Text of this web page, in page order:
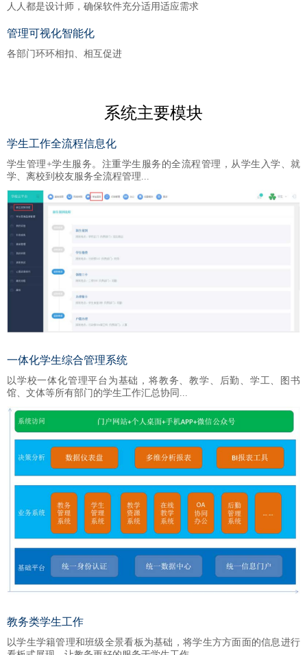
人人都是设计师，确保软件充分适用适应需求
管理可视化智能化
各部门环环相扣、相互促进
系统主要模块
学生工作全流程信息化
学生管理+学生服务。注重学生服务的全流程管理，从学生入学、就
学、离校到校友服务全流程管理...
一体化学生综合管理系统
以学校一体化管理平台为基础，将教务、教学、后勤、学工、图书
馆、文体等所有部门的学生工作汇总协同...
教务类学生工作
以学生学籍管理和班级全景看板为基础，将学生方方面面的信息进行